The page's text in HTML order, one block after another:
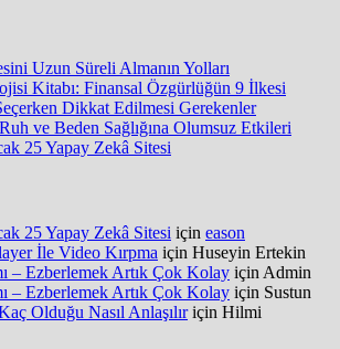
Uzun Süreli Almanın Yolları
Kitabı: Finansal Özgürlüğün 9 İlkesi
Dikkat Edilmesi Gerekenler
ve Beden Sağlığına Olumsuz Etkileri
25 Yapay Zekâ Sitesi
25 Yapay Zekâ Sitesi için eason
İle Video Kırpma için Huseyin Ertekin
– Ezberlemek Artık Çok Kolay için Admin
– Ezberlemek Artık Çok Kolay için Sustun
Olduğu Nasıl Anlaşılıriçin Hilmi